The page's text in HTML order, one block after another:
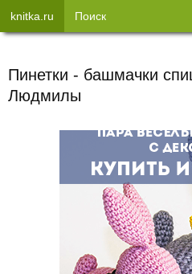
Пинетки - башмачки
Людмилы
knitka.ru Поиск